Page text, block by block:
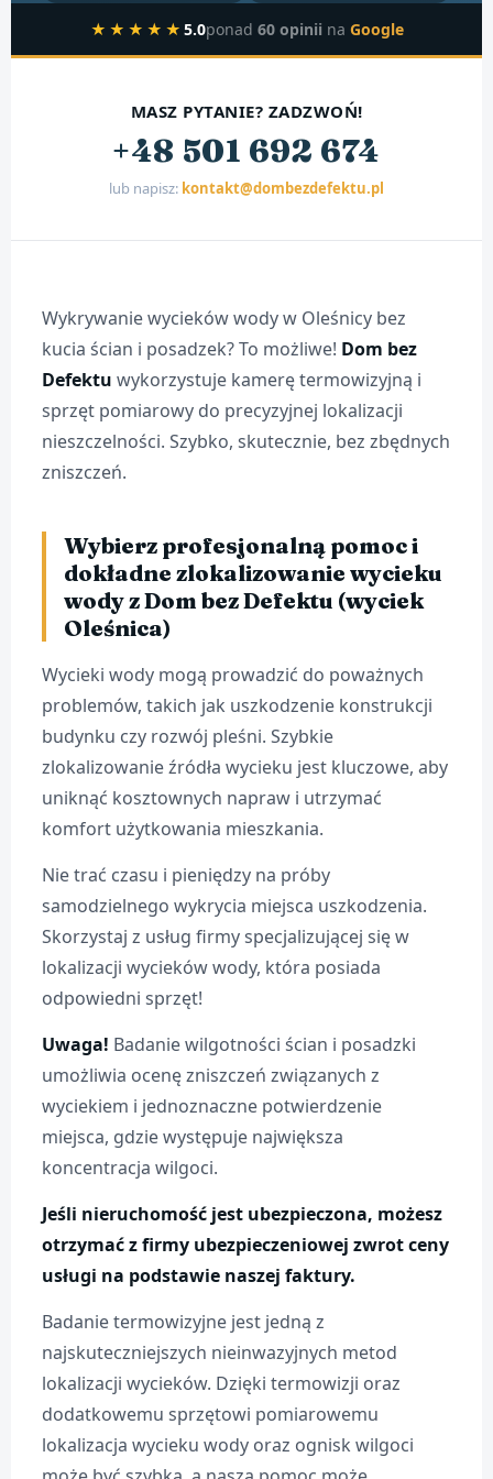
★★★★★ 5.0ponad 60 opinii na Google
MASZ PYTANIE? ZADZWOŃ!
+48 501 692 674
lub napisz: kontakt@dombezdefektu.pl
Wykrywanie wycieków wody w Oleśnicy bez
kucia ścian i posadzek? To możliwe! Dom bez
Defektu wykorzystuje kamerę termowizyjną i
sprzęt pomiarowy do precyzyjnej lokalizacji
nieszczelności. Szybko, skutecznie, bez zbędnych
zniszczeń.
Wybierz profesjonalną pomoc i
dokładne zlokalizowanie wycieku
wody z Dom bez Defektu (wyciek
Oleśnica)
Wycieki wody mogą prowadzić do poważnych
problemów, takich jak uszkodzenie konstrukcji
budynku czy rozwój pleśni. Szybkie
zlokalizowanie źródła wycieku jest kluczowe, aby
uniknąć kosztownych napraw i utrzymać
komfort użytkowania mieszkania.
Nie trać czasu i pieniędzy na próby
samodzielnego wykrycia miejsca uszkodzenia.
Skorzystaj z usług firmy specjalizującej się w
lokalizacji wycieków wody, która posiada
odpowiedni sprzęt!
Uwaga! Badanie wilgotności ścian i posadzki
umożliwia ocenę zniszczeń związanych z
wyciekiem i jednoznaczne potwierdzenie
miejsca, gdzie występuje największa
koncentracja wilgoci.
Jeśli nieruchomość jest ubezpieczona, możesz
otrzymać z firmy ubezpieczeniowej zwrot ceny
usługi na podstawie naszej faktury.
Badanie termowizyjne jest jedną z
najskuteczniejszych nieinwazyjnych metod
lokalizacji wycieków. Dzięki termowizji oraz
dodatkowemu sprzętowi pomiarowemu
lokalizacja wycieku wody oraz ognisk wilgoci